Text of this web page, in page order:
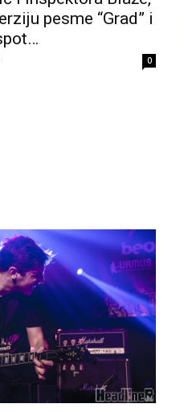
pesme “Grad” i
0